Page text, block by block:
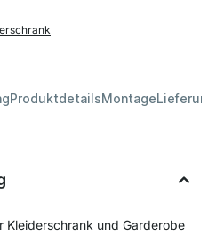
ProduktdetailsMontage
Kleiderschrank und Garderobe